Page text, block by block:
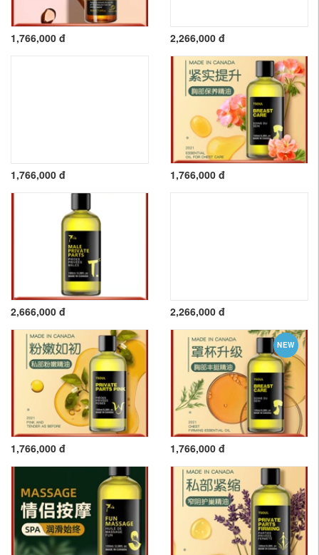
1,766,000 đ 2,266,000 đ
1,766,000 đ 1,766,000 đ
2,666,000 đ 2,266,000 đ
1,766,000 đ
NEW
1,766,000 đ